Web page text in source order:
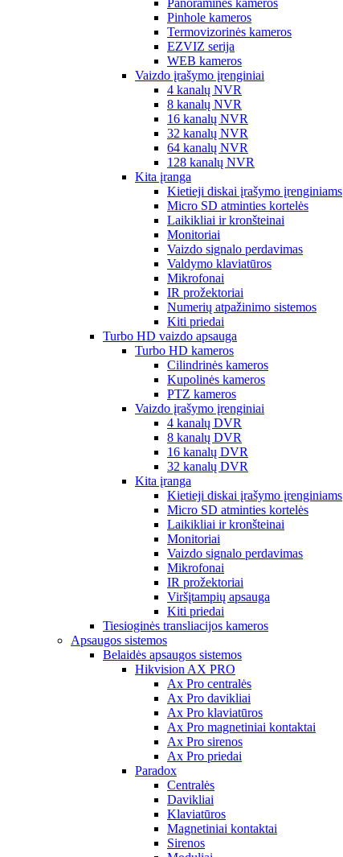
Panoraminės kameros
Pinhole kameros
Termovizorinės kameros
EZVIZ serija
WEB kameros
Vaizdo įrašymo įrenginiai
4 kanalų NVR
8 kanalų NVR
16 kanalų NVR
32 kanalų NVR
64 kanalų NVR
128 kanalų NVR
Kita įranga
Kietieji diskai įrašymo įrenginiams
Micro SD atminties kortelės
Laikikliai ir kronšteinai
Monitoriai
Vaizdo signalo perdavimas
Valdymo klaviatūros
Mikrofonai
IR prožektoriai
Numerių atpažinimo sistemos
Kiti priedai
Turbo HD vaizdo apsauga
Turbo HD kameros
Cilindrinės kameros
Kupolinės kameros
PTZ kameros
Vaizdo įrašymo įrenginiai
4 kanalų DVR
8 kanalų DVR
16 kanalų DVR
32 kanalų DVR
Kita įranga
Kietieji diskai įrašymo įrenginiams
Micro SD atminties kortelės
Laikikliai ir kronšteinai
Monitoriai
Vaizdo signalo perdavimas
Mikrofonai
IR prožektoriai
Viršįtampių apsauga
Kiti priedai
Tiesioginės transliacijos kameros
Apsaugos sistemos
Belaidės apsaugos sistemos
Hikvision AX PRO
Ax Pro centralės
Ax Pro davikliai
Ax Pro klaviatūros
Ax Pro magnetiniai kontaktai
Ax Pro sirenos
Ax Pro priedai
Paradox
Centralės
Davikliai
Klaviatūros
Magnetiniai kontaktai
Sirenos